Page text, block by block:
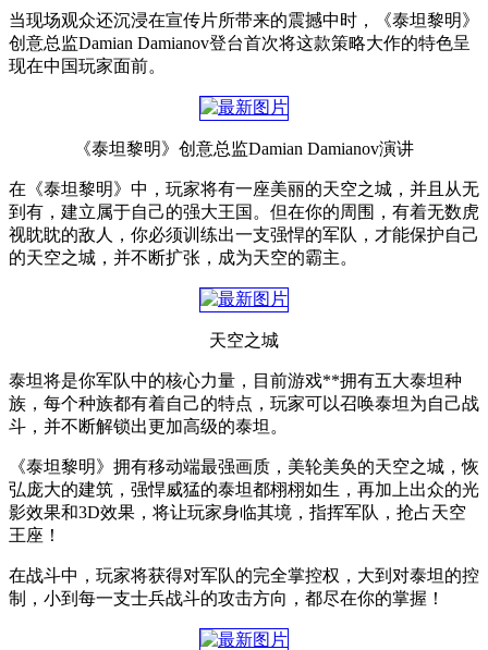
当现场观众还沉浸在宣传片所带来的震撼中时，《泰坦黎明》
创意总监Damian Damianov登台首次将这款策略大作的特色呈
现在中国玩家面前。
《泰坦黎明》创意总监Damian Damianov演讲
在《泰坦黎明》中，玩家将有一座美丽的天空之城，并且从无
到有，建立属于自己的强大王国。但在你的周围，有着无数虎
视眈眈的敌人，你必须训练出一支强悍的军队，才能保护自己
的天空之城，并不断扩张，成为天空的霸主。
天空之城
泰坦将是你军队中的核心力量，目前游戏**拥有五大泰坦种
族，每个种族都有着自己的特点，玩家可以召唤泰坦为自己战
斗，并不断解锁出更加高级的泰坦。
《泰坦黎明》拥有移动端最强画质，美轮美奂的天空之城，恢
弘庞大的建筑，强悍威猛的泰坦都栩栩如生，再加上出众的光
影效果和3D效果，将让玩家身临其境，指挥军队，抢占天空
王座！
在战斗中，玩家将获得对军队的完全掌控权，大到对泰坦的控
制，小到每一支士兵战斗的攻击方向，都尽在你的掌握！